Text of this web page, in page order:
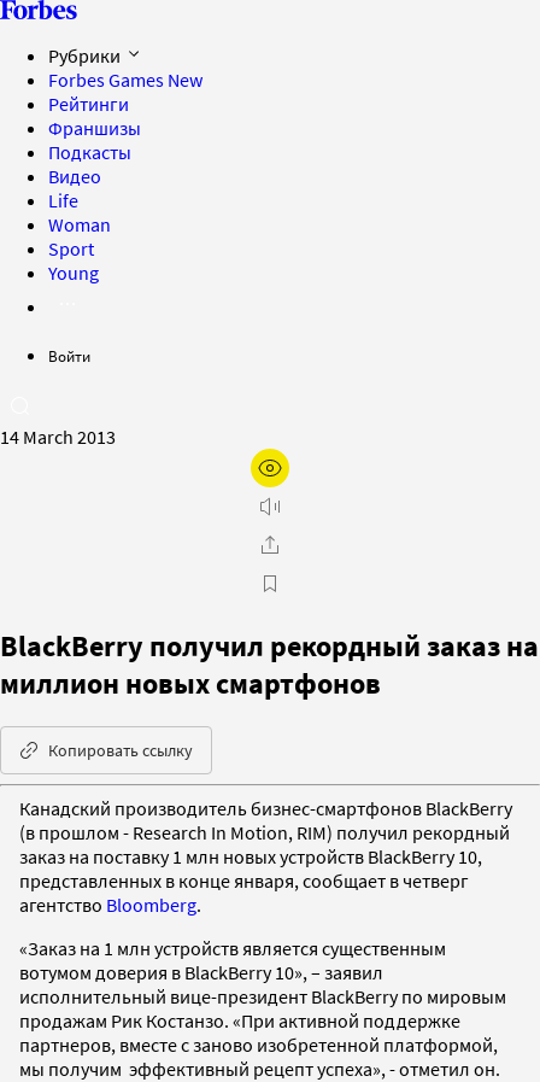
Рубрики
Forbes Games New
Рейтинги
Франшизы
Подкасты
Видео
Life
Woman
Sport
Young
Войти
14 March 2013
BlackBerry получил рекордный заказ на
миллион новых смартфонов
Копировать ссылку
Канадский производитель бизнес-смартфонов BlackBerry
(в прошлом - Research In Motion, RIM) получил рекордный
заказ на поставку 1 млн новых устройств BlackBerry 10,
представленных в конце января, сообщает в четверг
агентство Bloomberg.
«Заказ на 1 млн устройств является существенным
вотумом доверия в BlackBerry 10», – заявил
исполнительный вице-президент BlackBerry по мировым
продажам Рик Костанзо. «При активной поддержке
партнеров, вместе с заново изобретенной платформой,
мы получим эффективный рецепт успеха», - отметил он.